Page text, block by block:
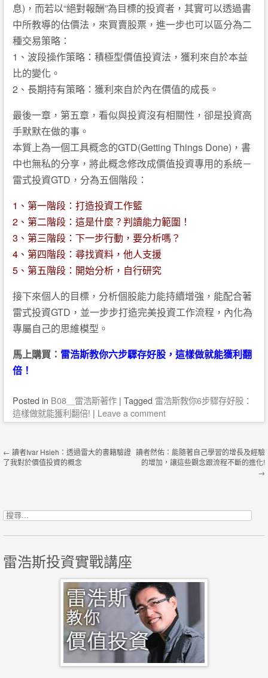
息)，而若以“絕對報酬”為目標的投資者，其實可以透過書
中所教導的估價法，來買賣股票，進一步也可以區分為二
種交易策略：
1、波段操作策略：積極型價值投資法，獲利來自於本益
比的變化。
2、長期持有策略：獲利來自於內在價值的成長。
最後一章，第五章，看似與投資沒有相關性，卻是投資高
手默默在做的事。
本質上為一個工具概念的GTD(Getting Things Done)，書
中也無私的分享，將此概念修改成價值投資專用的系統－
雷式投資GTD，分為五個階段：
1、第一階段：打造投資工作籃
2、第二階段：這是什麼？判讀能力範圍！
3、第三階段：下一步行動，要分析嗎？
4、第四階段：尋找資料，他人支援
5、第五階段：開始分析，自行研究
接下來個人的目標，分析個股能力能持續增強，能配合著
雷式投資GTD，並一步步打造完美投資工作流程，內化為
專屬自己的思維模型。
馬上購買： 雷浩斯教你六步驟存好股，這樣做就能獲利翻
倍！
Posted in B08＿雷浩斯著作 | Tagged 雷浩斯教你6步驟存好股：
這樣做就能獲利翻倍! | Leave a comment
← 讀者Ivar Hsieh：透過雷大的書籍驗證
了我對於價值投資的概念
讀者然佑：能隨著自己學習的增長及經驗
的增加，讓這些觀念跟流程不斷的進化!
→
搜尋關鍵字:
雷浩斯投資實戰講座